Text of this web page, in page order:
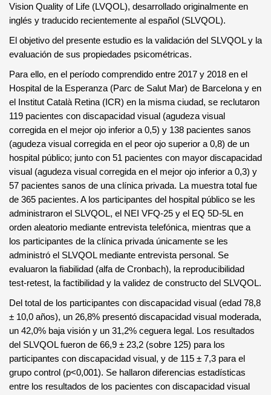
Vision Quality of Life (LVQOL), desarrollado originalmente en
inglés y traducido recientemente al español (SLVQOL).
El objetivo del presente estudio es la validación del SLVQOL y la
evaluación de sus propiedades psicométricas.
Para ello, en el período comprendido entre 2017 y 2018 en el
Hospital de la Esperanza (Parc de Salut Mar) de Barcelona y en
el Institut Català Retina (ICR) en la misma ciudad, se reclutaron
119 pacientes con discapacidad visual (agudeza visual
corregida en el mejor ojo inferior a 0,5) y 138 pacientes sanos
(agudeza visual corregida en el peor ojo superior a 0,8) de un
hospital público; junto con 51 pacientes con mayor discapacidad
visual (agudeza visual corregida en el mejor ojo inferior a 0,3) y
57 pacientes sanos de una clínica privada. La muestra total fue
de 365 pacientes. A los participantes del hospital público se les
administraron el SLVQOL, el NEI VFQ-25 y el EQ 5D-5L en
orden aleatorio mediante entrevista telefónica, mientras que a
los participantes de la clínica privada únicamente se les
administró el SLVQOL mediante entrevista personal. Se
evaluaron la fiabilidad (alfa de Cronbach), la reproducibilidad
test-retest, la factibilidad y la validez de constructo del SLVQOL.
Del total de los participantes con discapacidad visual (edad 78,8
± 10,0 años), un 26,8% presentó discapacidad visual moderada,
un 42,0% baja visión y un 31,2% ceguera legal. Los resultados
del SLVQOL fueron de 66,9 ± 23,2 (sobre 125) para los
participantes con discapacidad visual, y de 115 ± 7,3 para el
grupo control (p<0,001). Se hallaron diferencias estadísticas
entre los resultados de los pacientes con discapacidad visual